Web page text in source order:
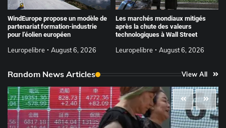
WindEurope propose un modèle de
partenariat formation-industrie
pour l’éolien européen
Leuropelibre August 6, 2026
Les marchés mondiaux mitigés
après la chute des valeurs
technologiques à Wall Street
Leuropelibre August 6, 2026
Random News Articles View All